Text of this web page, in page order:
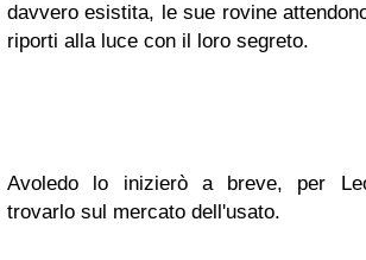
davvero esistita, le sue rovine
riporti alla luce con il loro segreto.
Avoledo lo inizierò a breve, per
trovarlo sul mercato dell'usato.